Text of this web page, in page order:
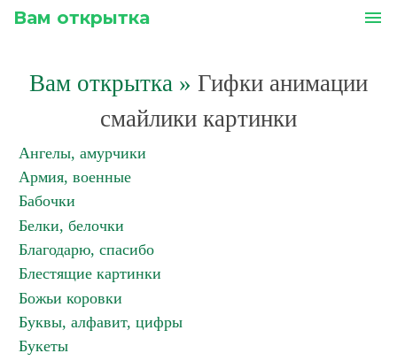
Вам открытка menu
Вам открытка » Гифки анимации
смайлики картинки
Ангелы, амурчики
Армия, военные
Бабочки
Белки, белочки
Благодарю, спасибо
Блестящие картинки
Божьи коровки
Буквы, алфавит, цифры
Букеты